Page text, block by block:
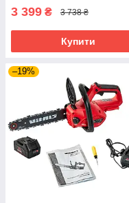
3 399 ₴ 3 738 ₴
Купити
–19%